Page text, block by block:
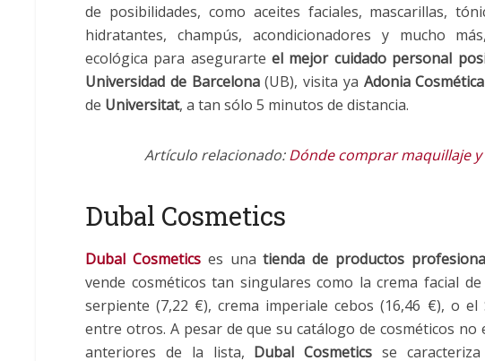
de posibilidades, como aceites faciales, mascarillas,
hidratantes, champús, acondicionadores y mucho
ecológica para asegurarteel mejor cuidado personal
Universidad de Barcelona(UB), visita ya Adonia
de Universitat, a tan sólo 5 minutos de distancia.
Artículo relacionado:Dónde comprar maquillaje
Dubal Cosmetics
Dubal Cosmeticses unatienda de productos
vende cosméticos tan singulares como la crema facial
serpiente (7,22 €), crema imperiale cebos (16,46 €), o
entre otros. A pesar de que su catálogo de cosméticos
anteriores de la lista, Dubal Cosmetics se